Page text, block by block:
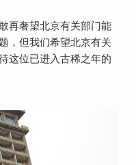
再奢望北京有关部门能
，但我们希望北京有关
这位已进入古稀之年的